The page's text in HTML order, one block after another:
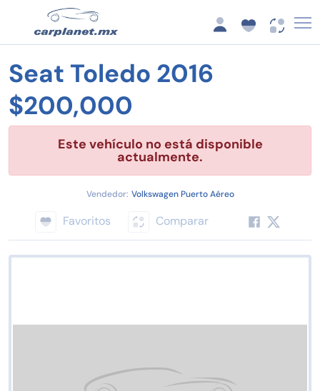
Seat Toledo 2016
$200,000
Este vehículo no está disponible
actualmente.
Vendedor: Volkswagen Puerto Aéreo
Favoritos Comparar